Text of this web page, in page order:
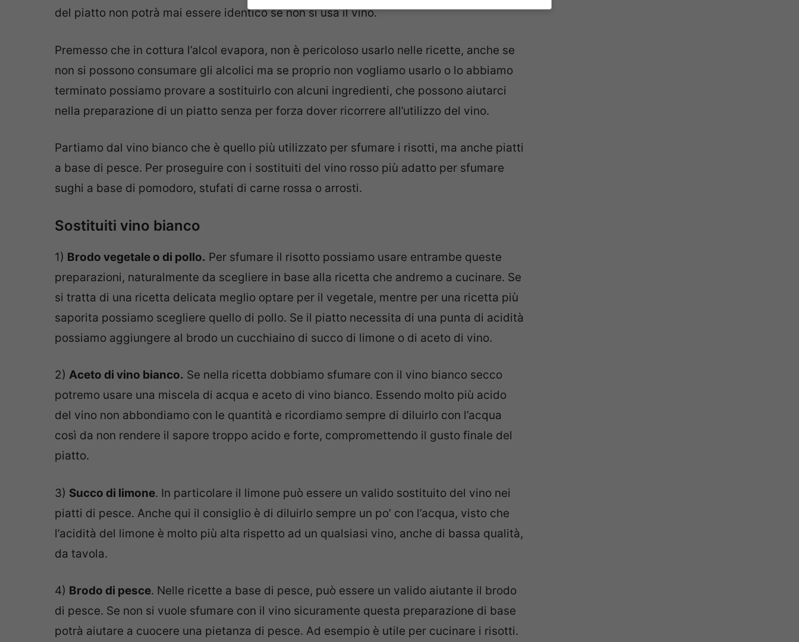
del piatto non potrà mai essere identico se non si usa il vino.
Premesso che in cottura l’alcol evapora, non è pericoloso usarlo nelle ricette, anche se
non si possono consumare gli alcolici ma se proprio non vogliamo usarlo o lo abbiamo
terminato possiamo provare a sostituirlo con alcuni ingredienti, che possono aiutarci
nella preparazione di un piatto senza per forza dover ricorrere all’utilizzo del vino.
Partiamo dal vino bianco che è quello più utilizzato per sfumare i risotti, ma anche piatti
a base di pesce. Per proseguire con i sostituiti del vino rosso più adatto per sfumare
sughi a base di pomodoro, stufati di carne rossa o arrosti.
Sostituiti vino bianco
1) Brodo vegetale o di pollo. Per sfumare il risotto possiamo usare entrambe queste
preparazioni, naturalmente da scegliere in base alla ricetta che andremo a cucinare. Se
si tratta di una ricetta delicata meglio optare per il vegetale, mentre per una ricetta più
saporita possiamo scegliere quello di pollo. Se il piatto necessita di una punta di acidità
possiamo aggiungere al brodo un cucchiaino di succo di limone o di aceto di vino.
2) Aceto di vino bianco. Se nella ricetta dobbiamo sfumare con il vino bianco secco
potremo usare una miscela di acqua e aceto di vino bianco. Essendo molto più acido
del vino non abbondiamo con le quantità e ricordiamo sempre di diluirlo con l’acqua
così da non rendere il sapore troppo acido e forte, compromettendo il gusto finale del
piatto.
3) Succo di limone. In particolare il limone può essere un valido sostituito del vino nei
piatti di pesce. Anche qui il consiglio è di diluirlo sempre un po’ con l’acqua, visto che
l’acidità del limone è molto più alta rispetto ad un qualsiasi vino, anche di bassa qualità,
da tavola.
4) Brodo di pesce. Nelle ricette a base di pesce, può essere un valido aiutante il brodo
di pesce. Se non si vuole sfumare con il vino sicuramente questa preparazione di base
potrà aiutare a cuocere una pietanza di pesce. Ad esempio è utile per cucinare i risotti.